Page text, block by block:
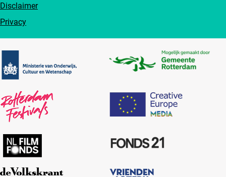
Disclaimer
Privacy